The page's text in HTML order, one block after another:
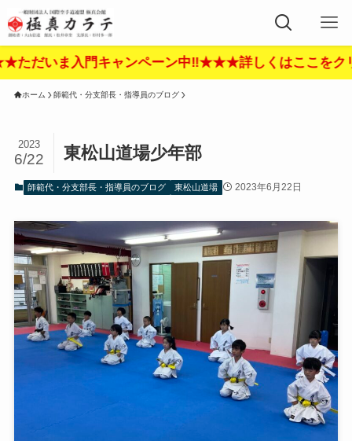
キャンペーン中‼︎★★★詳しくはここをクリック
ホーム 師範代・分支部長・指導員のブログ
東松山道場少年部
2023
6/22
師範代・分支部長・指導員のブログ 東松山道場 2023年6月22日